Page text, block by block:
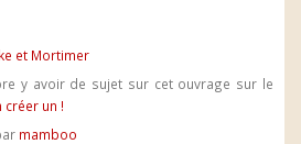
et Mortimer
y avoir de sujet sur cet ouvrage sur le
créer un !
mamboo